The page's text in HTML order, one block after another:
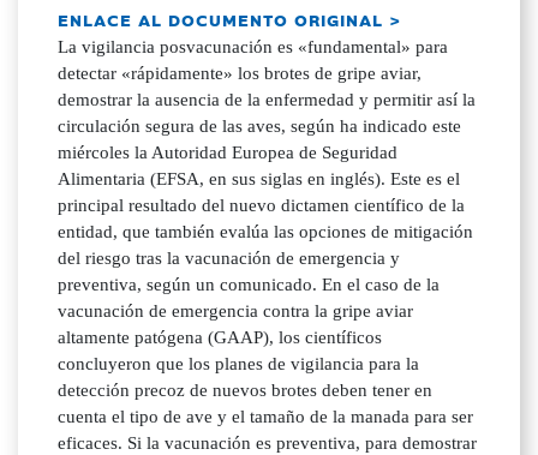
ENLACE AL DOCUMENTO ORIGINAL >
La vigilancia posvacunación es «fundamental» para
detectar «rápidamente» los brotes de gripe aviar,
demostrar la ausencia de la enfermedad y permitir así la
circulación segura de las aves, según ha indicado este
miércoles la Autoridad Europea de Seguridad
Alimentaria (EFSA, en sus siglas en inglés). Este es el
principal resultado del nuevo dictamen científico de la
entidad, que también evalúa las opciones de mitigación
del riesgo tras la vacunación de emergencia y
preventiva, según un comunicado. En el caso de la
vacunación de emergencia contra la gripe aviar
altamente patógena (GAAP), los científicos
concluyeron que los planes de vigilancia para la
detección precoz de nuevos brotes deben tener en
cuenta el tipo de ave y el tamaño de la manada para ser
eficaces. Si la vacunación es preventiva, para demostrar